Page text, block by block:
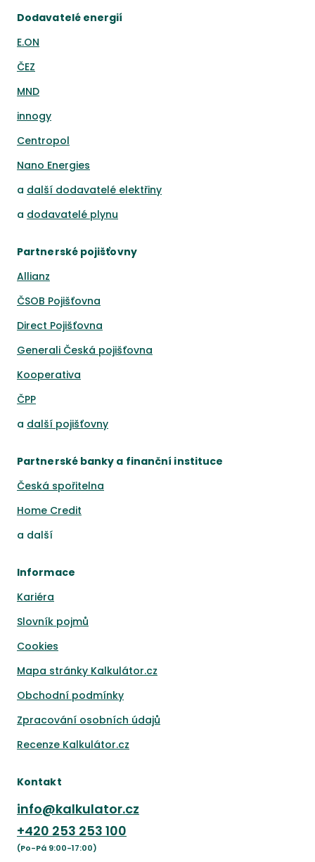
Dodavatelé energií
E.ON
ČEZ
MND
innogy
Centropol
Nano Energies
a další dodavatelé elektřiny
a dodavatelé plynu
Partnerské pojišťovny
Allianz
ČSOB Pojišťovna
Direct Pojišťovna
Generali Česká pojišťovna
Kooperativa
ČPP
a další pojišťovny
Partnerské banky a finanční instituce
Česká spořitelna
Home Credit
a další
Informace
Kariéra
Slovník pojmů
Cookies
Mapa stránky Kalkulátor.cz
Obchodní podmínky
Zpracování osobních údajů
Recenze Kalkulátor.cz
Kontakt
info@kalkulator.cz
+420 253 253 100
(Po-Pá 9:00-17:00)